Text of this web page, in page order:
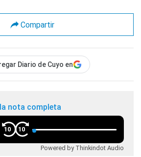
Compartir
Diario de Cuyo en
nota completa
10 10
Powered by Thinkindot Audio